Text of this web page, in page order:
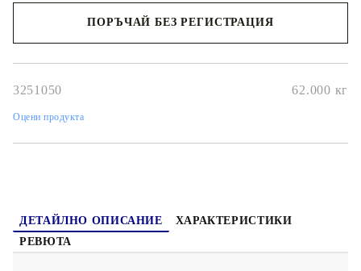
Всяка градинска седалка разполага с място за съхранение под
Вътрешните чанти имат горен капак и могат да бъдат здраво
стабилност.Стъклен плот: Плотът на външната маса е
улеснява почистването с влажна кърпа и добавя нотка
може да се сваля и може да се пере: Тези възглавници за
сигурни, че вашите външни мебели ще останат красиви, ви
препоръчваме да ги защитите с водоустойчиво покривало.
ПОРЪЧАЙ БЕЗ РЕГИСТРАЦИЯ
3251050 62.000 кг
Оцени продукта
ДЕТАЙЛНО ОПИСАНИЕ
ХАРАКТЕРИСТИКИ
РЕВЮТА